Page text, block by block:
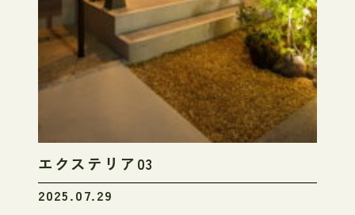
2025.07.29
エクステリア03